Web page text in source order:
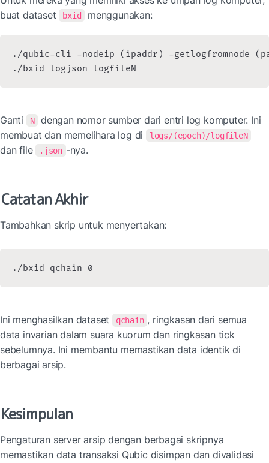
buat dataset
bxid menggunakan:
./qubic-cli -nodeip (ipaddr) -getlogfromnode
./bxid logjson logfileN
Ganti N
dengan nomor sumber dari entri log komputer. Ini
membuat dan memelihara log di
logs/(epoch)/logfileN
dan file .json -nya.
Catatan Akhir
Tambahkan skrip untuk menyertakan:
./bxid qchain 0
Ini menghasilkan dataset qchain , ringkasan dari semua
data invarian dalam suara kuorum dan ringkasan tick
sebelumnya. Ini membantu memastikan data identik di
berbagai arsip.
Kesimpulan
Pengaturan server arsip dengan berbagai skripnya
memastikan data transaksi Qubic disimpan dan divalidasi